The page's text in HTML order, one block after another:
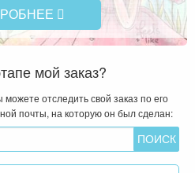
мой заказ?
отследить свой заказ по его
почты, на которую он был сделан: